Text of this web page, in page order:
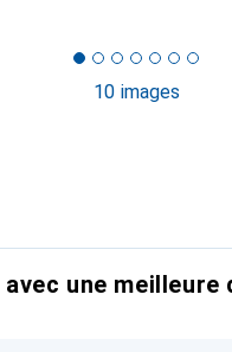
10 images
une meilleure